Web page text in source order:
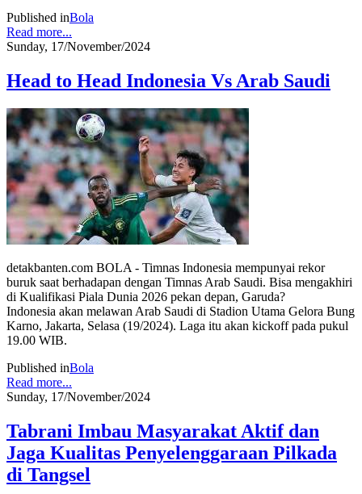
Published inBola
Read more...
Sunday, 17/November/2024
Head to Head Indonesia Vs Arab Saudi
detakbanten.com BOLA - Timnas Indonesia mempunyai rekor
buruk saat berhadapan dengan Timnas Arab Saudi. Bisa mengakhiri
di Kualifikasi Piala Dunia 2026 pekan depan, Garuda?
Indonesia akan melawan Arab Saudi di Stadion Utama Gelora Bung
Karno, Jakarta, Selasa (19/2024). Laga itu akan kickoff pada pukul
19.00 WIB.
Published inBola
Read more...
Sunday, 17/November/2024
Tabrani Imbau Masyarakat Aktif dan
Jaga Kualitas Penyelenggaraan Pilkada
di Tangsel